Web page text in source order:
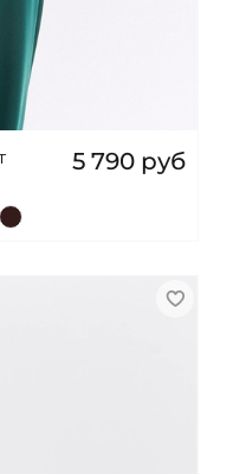
5 790 руб